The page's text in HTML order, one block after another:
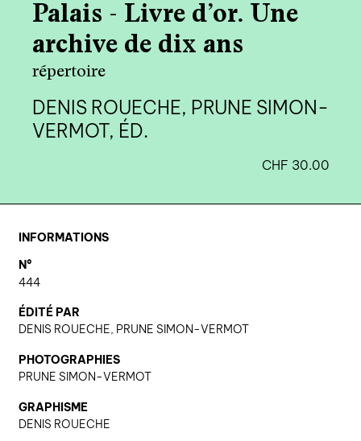
au-delà du livre ↓
podcasts
éditions d’artistes
charte ia
Palais - Livre d’or. Une
archive de dix ans
répertoire
DENIS ROUECHE, PRUNE SIMON-
VERMOT, ÉD.
CHF 30.00
INFORMATIONS
N°
444
ÉDITÉ PAR
DENIS ROUECHE, PRUNE SIMON-VERMOT
PHOTOGRAPHIES
PRUNE SIMON-VERMOT
GRAPHISME
DENIS ROUECHE